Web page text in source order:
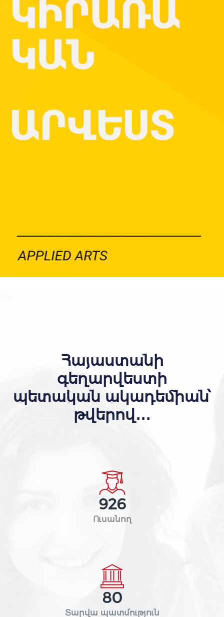
Հայաստանի
գեղարվեստի
պետական ակադեմիան՝
թվերով․․․
926
Ուսանող
80
Տարվա պատմություն